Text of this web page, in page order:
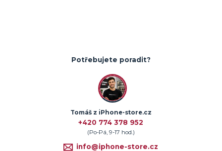
Potřebujete poradit?
Tomáš z iPhone-store.cz
+420 774 378 952
(Po-Pá, 9-17 hod.)
info@iphone-store.cz